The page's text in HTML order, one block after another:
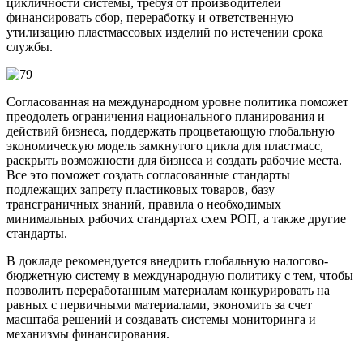
финансировать сбор, переработку и ответственную
утилизацию пластмассовых изделий по истечении срока
службы.
Согласованная на международном уровне политика поможет
преодолеть ограничения национального планирования и
действий бизнеса, поддержать процветающую глобальную
экономическую модель замкнутого цикла для пластмасс,
раскрыть возможности для бизнеса и создать рабочие места.
Все это поможет создать согласованные стандарты
подлежащих запрету пластиковых товаров, базу
трансграничных знаний, правила о необходимых
минимальных рабочих стандартах схем РОП, а также другие
стандарты.
В докладе рекомендуется внедрить глобальную налогово-
бюджетную систему в международную политику с тем, чтобы
позволить переработанным материалам конкурировать на
равных с первичными материалами, экономить за счет
масштаба решений и создавать системы мониторинга и
механизмы финансирования.